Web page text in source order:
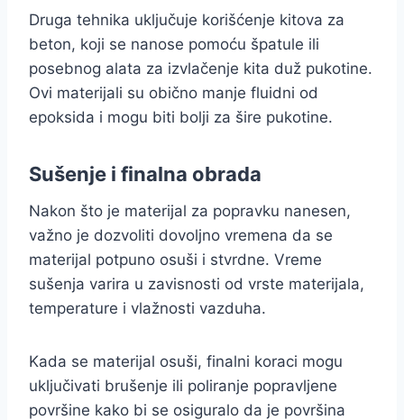
Druga tehnika uključuje korišćenje kitova za
beton, koji se nanose pomoću špatule ili
posebnog alata za izvlačenje kita duž pukotine.
Ovi materijali su obično manje fluidni od
epoksida i mogu biti bolji za šire pukotine.
Sušenje i finalna obrada
Nakon što je materijal za popravku nanesen,
važno je dozvoliti dovoljno vremena da se
materijal potpuno osuši i stvrdne. Vreme
sušenja varira u zavisnosti od vrste materijala,
temperature i vlažnosti vazduha.
Kada se materijal osuši, finalni koraci mogu
uključivati brušenje ili poliranje popravljene
površine kako bi se osiguralo da je površina